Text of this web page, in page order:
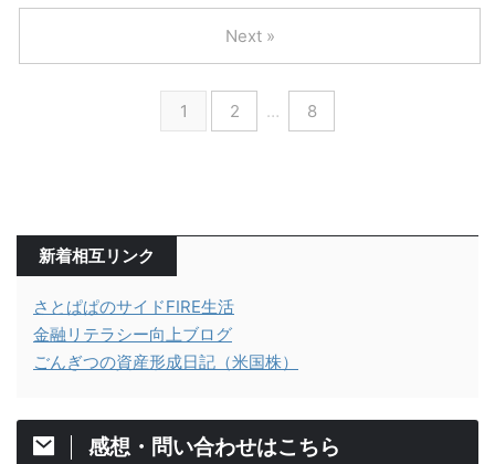
1 2 … 8
Next »
新着相互リンク
さとぱぱのサイドFIRE生活
金融リテラシー向上ブログ
ごんぎつの資産形成日記（米国株）
感想・問い合わせはこちら